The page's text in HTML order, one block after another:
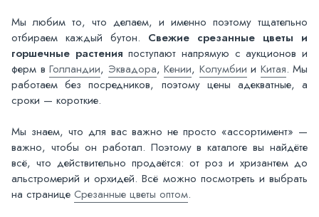
Мы любим то, что делаем, и именно поэтому тщательно
отбираем каждый бутон. Свежие срезанные цветы и
горшечные растения поступают напрямую с аукционов и
ферм в Голландии, Эквадора, Кении, Колумбии и Китая. Мы
работаем без посредников, поэтому цены адекватные, а
сроки — короткие.
Мы знаем, что для вас важно не просто «ассортимент» —
важно, чтобы он работал. Поэтому в каталоге вы найдёте
всё, что действительно продаётся: от роз и хризантем до
альстромерий и орхидей. Всё можно посмотреть и выбрать
на странице Срезанные цветы оптом.